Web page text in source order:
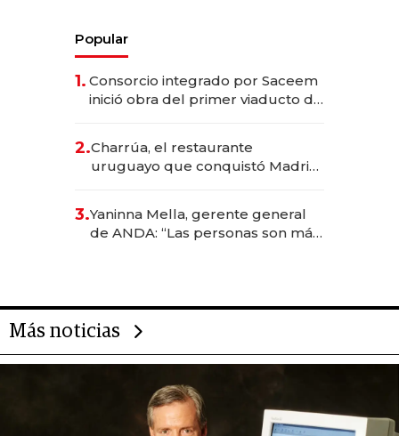
Popular
1. Consorcio integrado por Saceem
inició obra del primer viaducto de
millones
2.Charrúa, el restaurante
uruguayo que conquistó Madrid:
anticipación y prepara apertura
3.Yaninna Mella, gerente general
de ANDA: “Las personas son más
Más noticias